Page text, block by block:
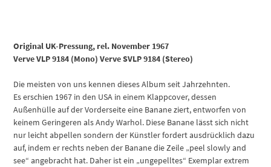
Original UK-Pressung, rel. November 1967
Verve VLP 9184 (Mono) Verve SVLP 9184 (Stereo)
Die meisten von uns kennen dieses Album seit Jahrzehnten.
Es erschien 1967 in den USA in einem Klappcover, dessen
Außenhülle auf der Vorderseite eine Banane ziert, entworfen von
keinem Geringeren als Andy Warhol. Diese Banane lässt sich nicht
nur leicht abpellen sondern der Künstler fordert ausdrücklich dazu
auf, indem er rechts neben der Banane die Zeile „peel slowly and
see“ angebracht hat. Daher ist ein „ungepelltes“ Exemplar extrem